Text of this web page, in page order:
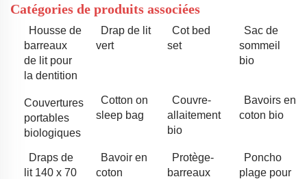
Catégories de produits associées
Housse de
barreaux
de lit pour
la dentition
Drap de lit
vert
Cot bed
set
Sac de
sommeil
bio
Couvertures
portables
biologiques
Cotton on
sleep bag
Couvre-
allaitement
bio
Bavoirs en
coton bio
Draps de
lit 140 x 70
Bavoir en
coton
Protège-
barreaux
Poncho
plage pour